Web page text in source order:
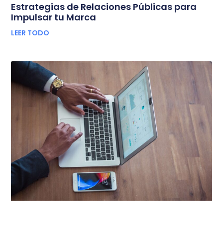
Estrategias de Relaciones Públicas para
Impulsar tu Marca
LEER TODO